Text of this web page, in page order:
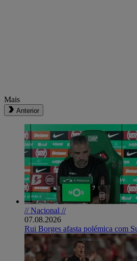
Mais
Anterior
// Nacional //
07.08.2026
Rui Borges afasta polémica com